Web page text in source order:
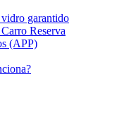
garantido
Reserva
(APP)